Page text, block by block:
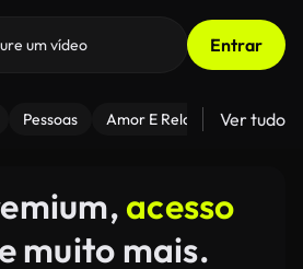
Entrar
Pessoas Amor E Relacionamentos
Ver tudo
acesso
muito mais.